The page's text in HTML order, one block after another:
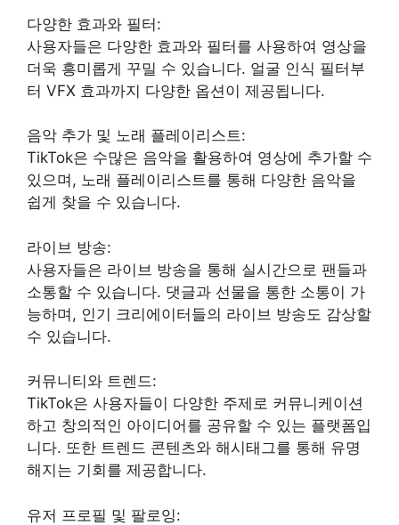
다양한 효과와 필터:
사용자들은 다양한 효과와 필터를 사용하여 영상을
더욱 흥미롭게 꾸밀 수 있습니다. 얼굴 인식 필터부
터 VFX 효과까지 다양한 옵션이 제공됩니다.
음악 추가 및 노래 플레이리스트:
TikTok은 수많은 음악을 활용하여 영상에 추가할 수
있으며, 노래 플레이리스트를 통해 다양한 음악을
쉽게 찾을 수 있습니다.
라이브 방송:
사용자들은 라이브 방송을 통해 실시간으로 팬들과
소통할 수 있습니다. 댓글과 선물을 통한 소통이 가
능하며, 인기 크리에이터들의 라이브 방송도 감상할
수 있습니다.
커뮤니티와 트렌드:
TikTok은 사용자들이 다양한 주제로 커뮤니케이션
하고 창의적인 아이디어를 공유할 수 있는 플랫폼입
니다. 또한 트렌드 콘텐츠와 해시태그를 통해 유명
해지는 기회를 제공합니다.
유저 프로필 및 팔로잉: